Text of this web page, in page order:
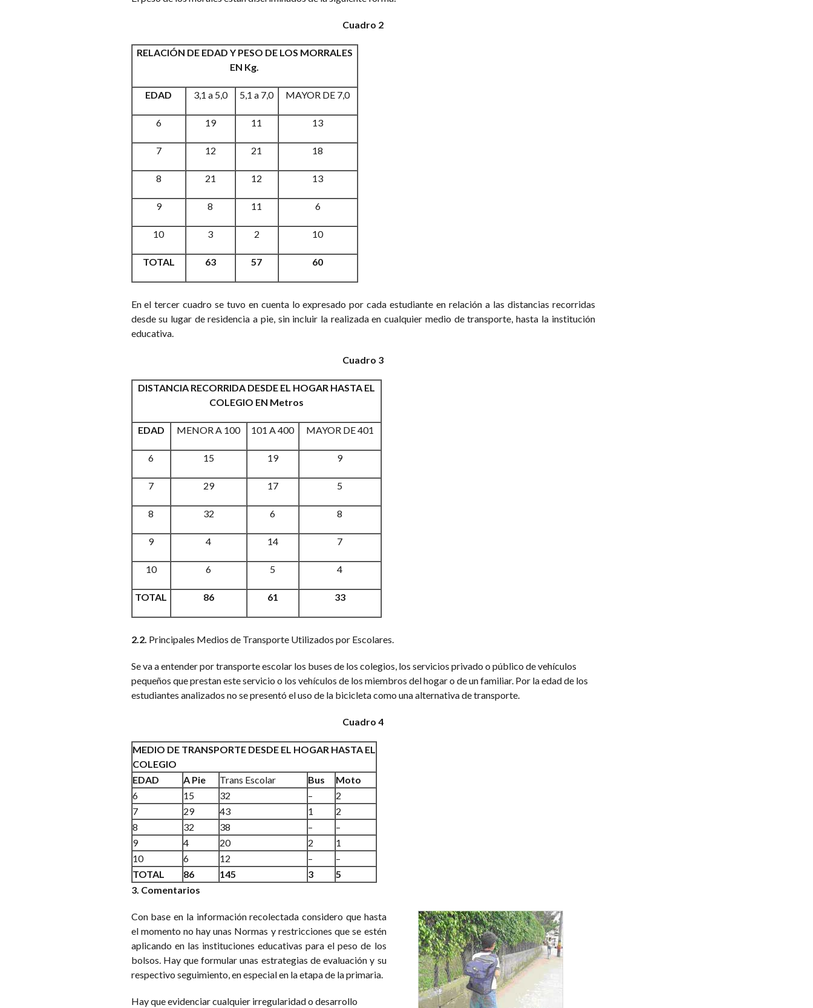
Cuadro 2
RELACIÓN DE EDAD Y PESO DE LOS MORRALES
EN Kg.
EDAD 3,1 a 5,0 5,1 a 7,0 MAYOR DE 7,0
6 19 11 13
7 12 21 18
8 21 12 13
9 8 11 6
10 3 2 10
TOTAL 63 57 60
En el tercer cuadro se tuvo en cuenta lo expresado por cada estudiante en relación a las distancias recorridas
desde su lugar de residencia a pie, sin incluir la realizada en cualquier medio de transporte, hasta la institución
educativa.
Cuadro 3
DISTANCIA RECORRIDA DESDE EL HOGAR HASTA EL
COLEGIO EN Metros
EDAD MENOR A 100 101 A 400 MAYOR DE 401
6 15 19 9
7 29 17 5
8 32 6 8
9 4 14 7
10 6 5 4
TOTAL 86 61 33
2.2. Principales Medios de Transporte Utilizados por Escolares.
Se va a entender por transporte escolar los buses de los colegios, los servicios privado o público de vehículos
pequeños que prestan este servicio o los vehículos de los miembros del hogar o de un familiar. Por la edad de los
estudiantes analizados no se presentó el uso de la bicicleta como una alternativa de transporte.
Cuadro 4
MEDIO DE TRANSPORTE DESDE EL HOGAR HASTA EL
COLEGIO
EDAD
A Pie Trans Escolar Bus
Moto
6
15 32 –
2
7
29 43 1
2
8
32 38 –
–
9
4 20 2
1
10
6 12 –
–
TOTAL
86 145 3
5
3. Comentarios
Con base en la información recolectada considero que hasta
el momento no hay unas Normas y restricciones que se estén
aplicando en las instituciones educativas para el peso de los
bolsos. Hay que formular unas estrategias de evaluación y su
respectivo seguimiento, en especial en la etapa de la primaria.
Hay que evidenciar cualquier irregularidad o desarrollo